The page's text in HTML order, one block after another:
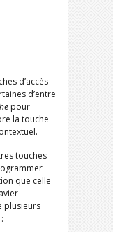
d’accès
d’entre
pour
la touche
touches
que celle
plusieurs